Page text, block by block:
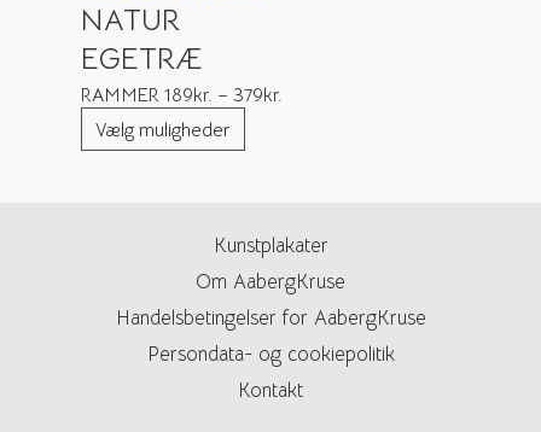
NATUR
EGETRÆ
RAMMER 189kr. – 379kr.
Vælg muligheder
Kunstplakater
Om AabergKruse
Handelsbetingelser for AabergKruse
Persondata- og cookiepolitik
Kontakt